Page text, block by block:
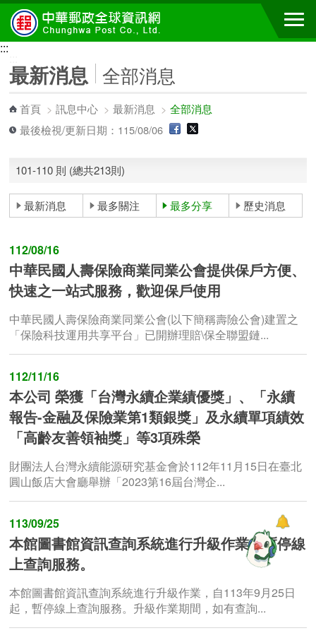
跳到主要內容區塊
:::
最新消息 全部消息
首頁 >訊息中心 >最新消息 >全部消息
最後檢視/更新日期：115/08/06
101-110 則 (總共213則)
最新消息 最多關注 最多分享 歷史消息
112/08/16
中華民國人壽保險商業同業公會提供保戶方便、
快速之一站式服務，歡迎保戶使用
中華民國人壽保險商業同業公會(以下簡稱壽險公會)建置之
「保險科技運用共享平台」已開辦理賠\保全聯盟鏈...
112/11/16
本公司 榮獲「台灣永續企業績優獎」、「永續
報告-金融及保險業第1類銀獎」及永續單項績效
「高齡友善領袖獎」等3項殊榮
財團法人台灣永續能源研究基金會於112年11月15日在臺北
圓山飯店大會廳舉辦「2023第16屆台灣企...
113/09/25
本館圖書館資訊查詢系統進行升級作業，暫停線
上查詢服務。
本館圖書館資訊查詢系統進行升級作業，自113年9月25日
起，暫停線上查詢服務。升級作業期間，如有查詢...